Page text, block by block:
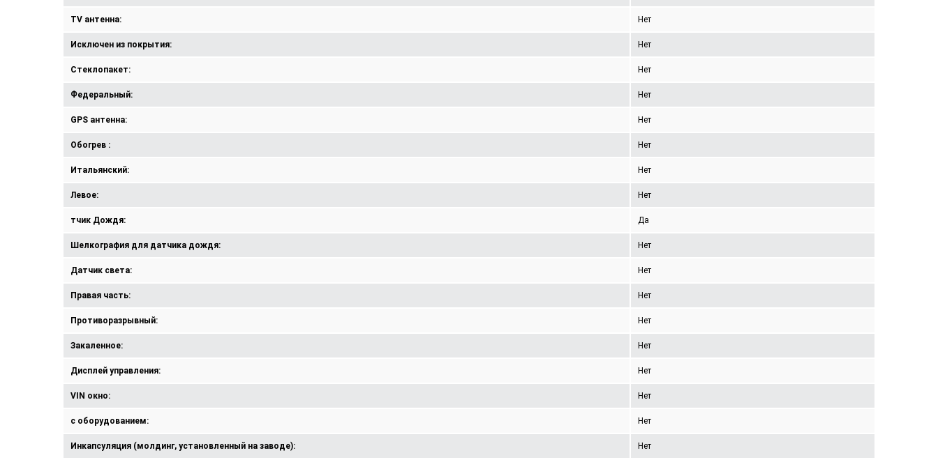
TV антенна: Нет
Исключен из покрытия: Нет
Стеклопакет: Нет
Федеральный: Нет
GPS антенна: Нет
Обогрев : Нет
Итальянский: Нет
Левое: Нет
тчик Дождя: Да
Шелкография для датчика дождя: Нет
Датчик света: Нет
Правая часть: Нет
Противоразрывный: Нет
Закаленное: Нет
Дисплей управления: Нет
VIN окно: Нет
с оборудованием: Нет
Инкапсуляция (молдинг, установленный на заводе): Нет